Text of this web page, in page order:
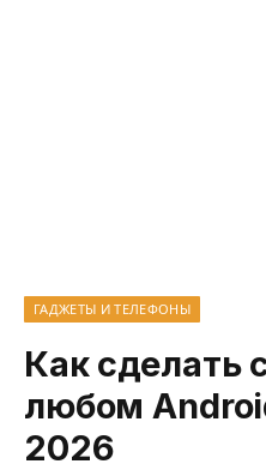
ГАДЖЕТЫ И ТЕЛЕФОНЫ
Как сделать
любом
2026